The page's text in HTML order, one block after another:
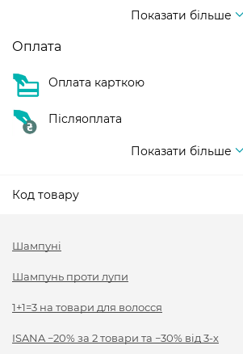
Показати більше
Оплата
Оплата карткою
Післяоплата
Показати більше
Код товару
Шампуні
Шампунь проти лупи
1+1=3 на товари для волосся
ISANA −20% за 2 товари та −30% від 3-х